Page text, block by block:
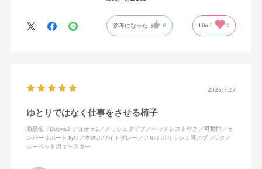
ランバーサポートは思ったよりやさしいサポート。従来使ってい
た骨盤サポートチェアよりも支える感じは緩やかだが、姿勢の崩
の夏の暑さを考えてメッシュを選んで正解。暑気が上がる2階の仕
ープグリーンも爽やかさを感じさせてGOOD。
シンプルで機能性の高いバランスのとれたチェア。背面とヘッド
レストにもたれかかるような使い方はまだあまりしていないが、
参考になった 0 Like! 0
2026.7.27
ゆとりではなく仕事をさせる椅子
商品名：Duora2 デュオラ2／メッシュタイプ／ヘッドレスト付き／可動肘／ラ
ンバーサポートあり／本体ホワイトグレー／アルミポリッシュ脚／ブラック／
カーペット用キャスター